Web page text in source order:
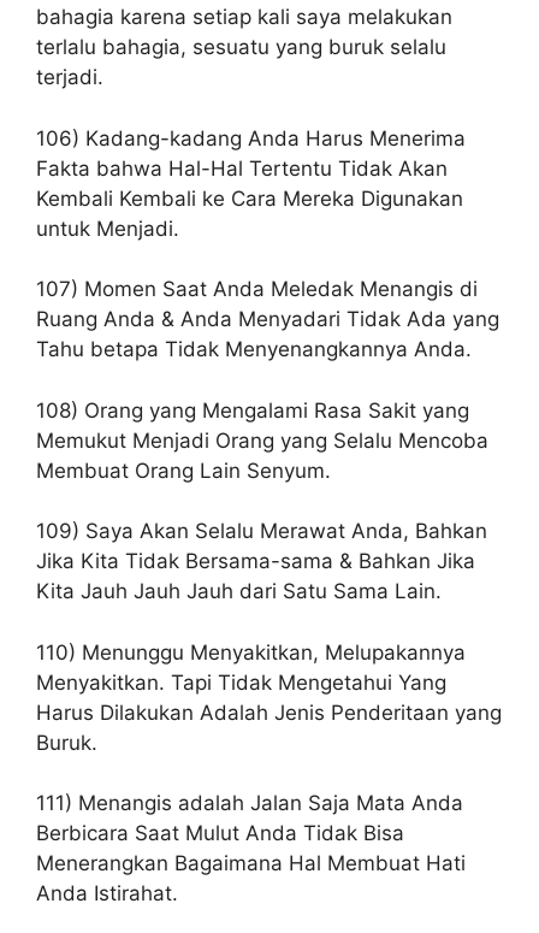
bahagia karena setiap kali saya melakukan
terlalu bahagia, sesuatu yang buruk selalu
terjadi.
106) Kadang-kadang Anda Harus Menerima
Fakta bahwa Hal-Hal Tertentu Tidak Akan
Kembali Kembali ke Cara Mereka Digunakan
untuk Menjadi.
107) Momen Saat Anda Meledak Menangis di
Ruang Anda & Anda Menyadari Tidak Ada yang
Tahu betapa Tidak Menyenangkannya Anda.
108) Orang yang Mengalami Rasa Sakit yang
Memukut Menjadi Orang yang Selalu Mencoba
Membuat Orang Lain Senyum.
109) Saya Akan Selalu Merawat Anda, Bahkan
Jika Kita Tidak Bersama-sama & Bahkan Jika
Kita Jauh Jauh Jauh dari Satu Sama Lain.
110) Menunggu Menyakitkan, Melupakannya
Menyakitkan. Tapi Tidak Mengetahui Yang
Harus Dilakukan Adalah Jenis Penderitaan yang
Buruk.
111) Menangis adalah Jalan Saja Mata Anda
Berbicara Saat Mulut Anda Tidak Bisa
Menerangkan Bagaimana Hal Membuat Hati
Anda Istirahat.